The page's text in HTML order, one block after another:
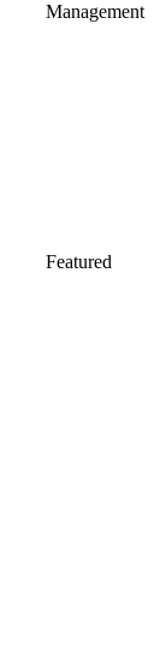
Management
Featured